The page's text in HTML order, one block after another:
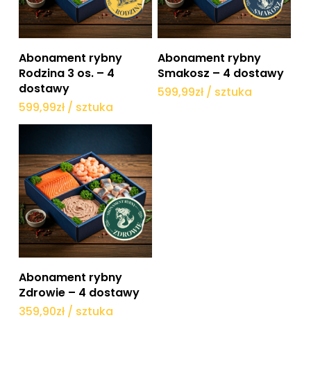
Dodaj do koszyka
Abonament rybny
Rodzina 3 os. – 4
dostawy
599,99zł / sztuka
Dodaj do koszyka
Abonament rybny
Smakosz – 4 dostawy
599,99zł / sztuka
Dodaj do koszyka
Abonament rybny
Zdrowie – 4 dostawy
359,90zł / sztuka